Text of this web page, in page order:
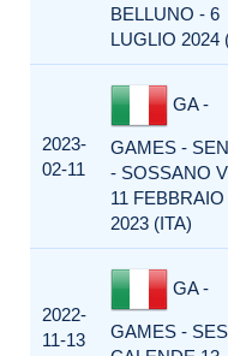
BELLUNO - 6
LUGLIO 2024
2023-
02-11
GA -
GAMES -
- SOSSANO
11 FEBBRAIO
2023 (ITA)
2022-
11-13
GA -
GAMES -